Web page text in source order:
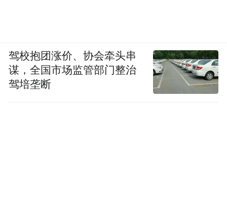
驾校抱团涨价、协会牵头串
谋，全国市场监管部门整治
驾培垄断